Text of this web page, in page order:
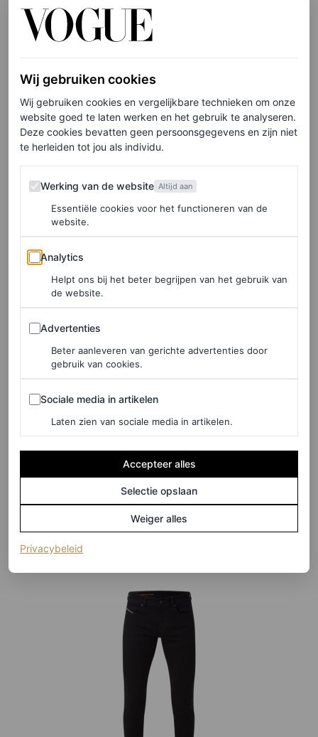
Vogue’s favorieten
Toch maar proberen? Je leest in
stijlvol kunt combineren, zonder modetragiek. Hieronder
volgen drie shop-opties voor skinny jeans bij mannen.
Zegna
©MYTHERESA
Mid-rise skinny jeans, € 645
Diesel
Wij gebruiken cookies
Wij gebruiken cookies en vergelijkbare technieken om onze
website goed te laten werken en het gebruik te analyseren.
Deze cookies bevatten geen persoonsgegevens en zijn niet
te herleiden tot jou als individu.
Werking van de website
Werking van de website Altijd aan
Essentiële cookies voor het functioneren van de
website.
Analytics
Analytics
Helpt ons bij het beter begrijpen van het gebruik van
de website.
Advertenties
Advertenties
Beter aanleveren van gerichte advertenties door
gebruik van cookies.
Sociale media in artikelen
Sociale media in artikelen
Laten zien van sociale media in artikelen.
Accepteer alles
Selectie opslaan
Weiger alles
Privacybeleid